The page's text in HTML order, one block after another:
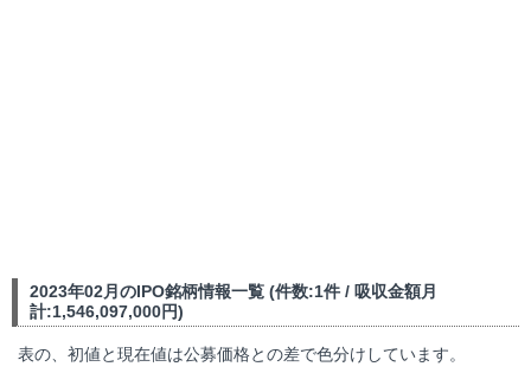
2023年02月のIPO銘柄情報一覧 (件数:1件 / 吸収金額月
計:1,546,097,000円)
表の、初値と現在値は公募価格との差で色分けしています。